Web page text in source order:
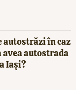
autostrăzi în caz
avea autostrada
Iași?